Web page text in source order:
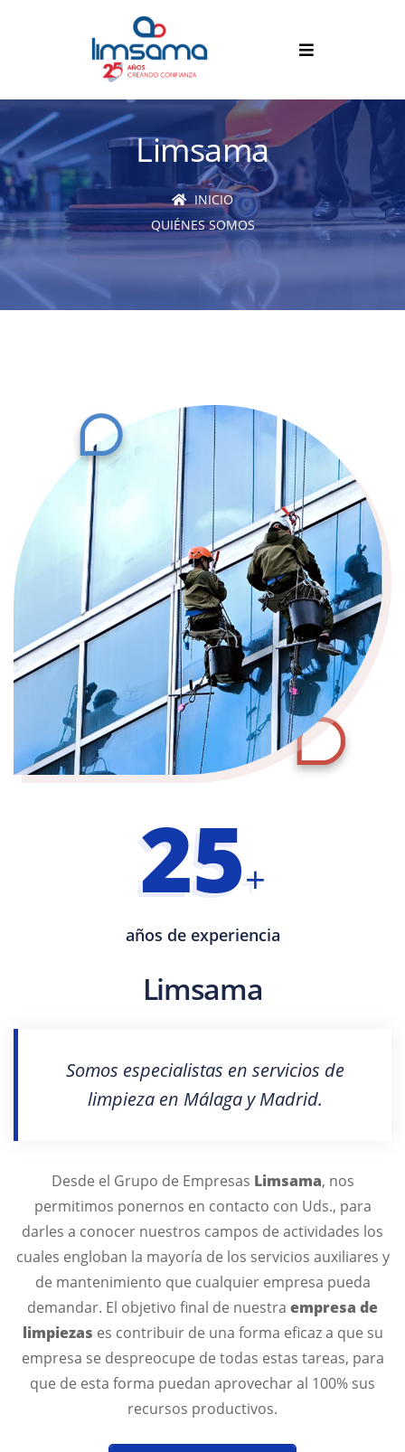
Limsama
INICIO
QUIÉNES SOMOS
25+
años de experiencia
Limsama
Somos especialistas en servicios de
limpieza en MálagayMadrid.
Desde el Grupo de Empresas Limsama, nos
permitimos ponernos en contacto con Uds., para
darles a conocer nuestros campos de actividades los
cuales engloban la mayoría de los servicios auxiliares y
de mantenimiento que cualquier empresa pueda
demandar. El objetivo final de nuestra empresa de
limpiezas es contribuir de una forma eficaz a que su
empresa se despreocupe de todas estas tareas, para
que de esta forma puedan aprovechar al 100% sus
recursos productivos.